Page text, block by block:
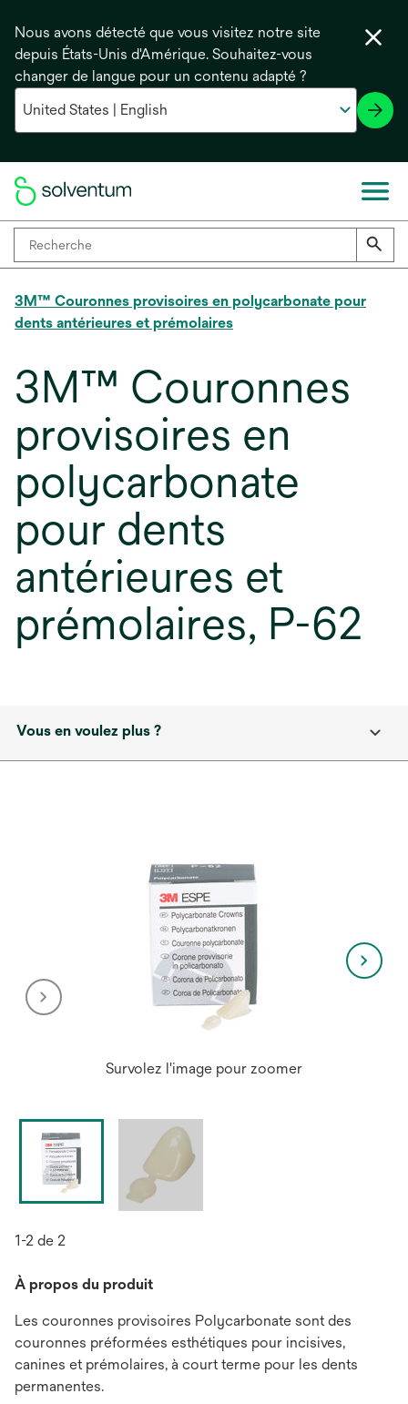
Nous avons détecté que vous visitez notre site
depuis États-Unis d'Amérique. Souhaitez-vous
changer de langue pour un contenu adapté ?
3M™ Couronnes provisoires en polycarbonate pour
dents antérieures et prémolaires
3M™ Couronnes
provisoires en
polycarbonate
pour dents
antérieures et
prémolaires, P-62
Vous en voulez plus ?
Survolez l'image pour zoomer
1-2 de 2
À propos du produit
Les couronnes provisoires Polycarbonate sont des
couronnes préformées esthétiques pour incisives,
canines et prémolaires, à court terme pour les dents
permanentes.